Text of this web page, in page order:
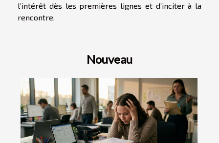
l’intérêt dès les premières lignes et d’inciter à la
rencontre.
Nouveau